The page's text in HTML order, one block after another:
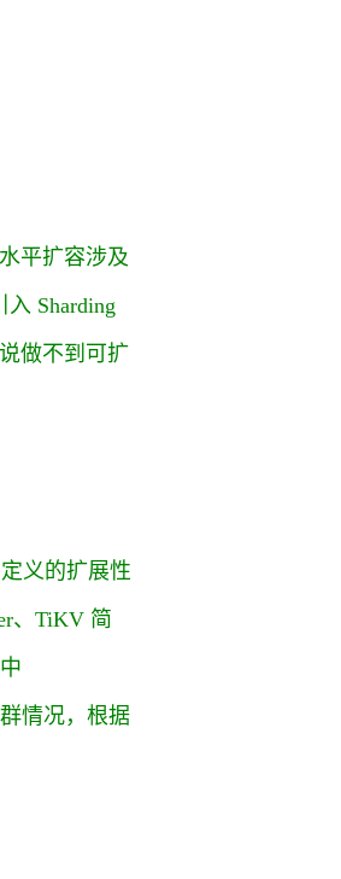
平扩容涉及
Sharding
做不到可扩
义的扩展性
、TiKV 简
情况，根据